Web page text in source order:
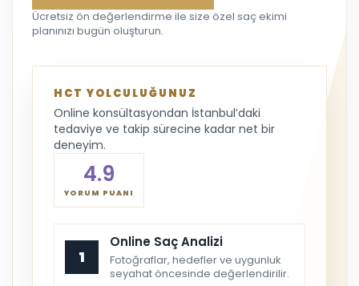
Ücretsiz ön değerlendirme ile size özel saç ekimi
planınızı bugün oluşturun.
HCT YOLCULUĞUNUZ
Online konsültasyondan İstanbul’daki
tedaviye ve takip sürecine kadar net bir
deneyim.
4.9
YORUM PUANI
1
Online Saç Analizi
Fotoğraflar, hedefler ve uygunluk
seyahat öncesinde değerlendirilir.